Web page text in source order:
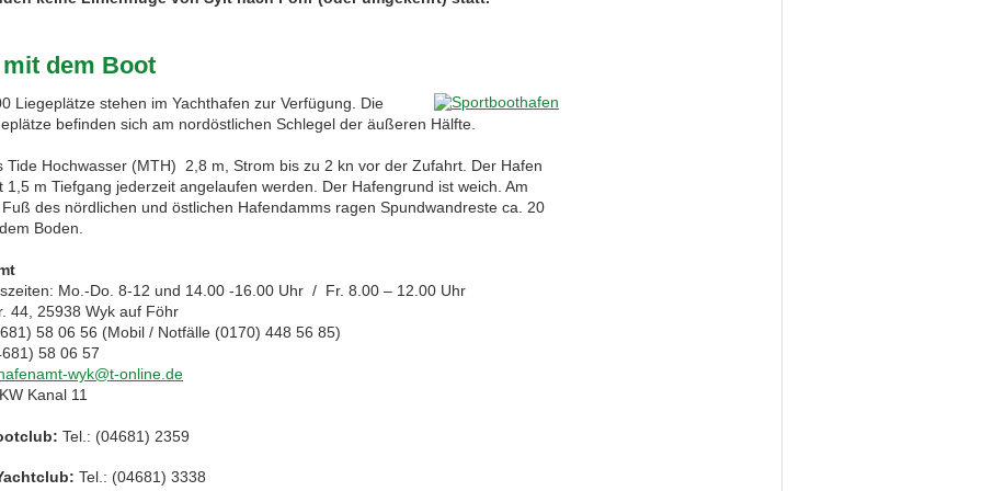
dem Boot
Liegeplätze stehen im Yachthafen zur Verfügung. Die
befinden sich am nordöstlichen Schlegel der äußeren Hälfte.
Tide Hochwasser (MTH) 2,8 m, Strom bis zu 2 kn vor der Zufahrt. Der Hafen
1,5 m Tiefgang jederzeit angelaufen werden. Der Hafengrund ist weich. Am
des nördlichen und östlichen Hafendamms ragen Spundwandreste ca. 20
Boden.
Mo.-Do. 8-12 und 14.00 -16.00 Uhr / Fr. 8.00 – 12.00 Uhr
44, 25938 Wyk auf Föhr
58 06 56 (Mobil / Notfälle (0170) 448 56 85)
58 06 57
wyk@t-online.de
Kanal 11
Tel.: (04681) 2359
Tel.: (04681) 3338